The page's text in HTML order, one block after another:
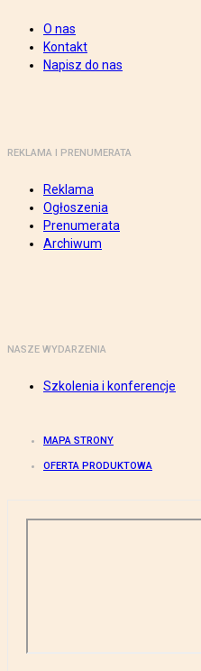
O nas
Kontakt
Napisz do nas
REKLAMA I PRENUMERATA
Reklama
Ogłoszenia
Prenumerata
Archiwum
NASZE WYDARZENIA
Szkolenia i konferencje
MAPA STRONY
OFERTA PRODUKTOWA